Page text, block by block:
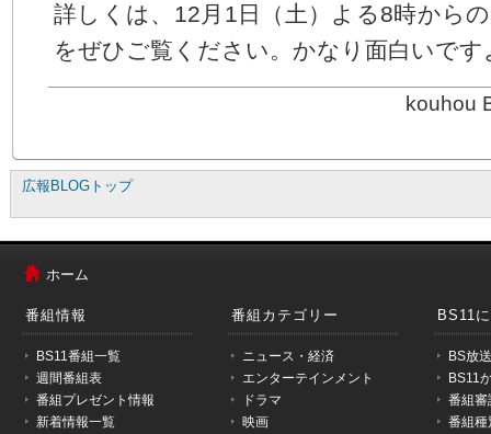
詳しくは、12月1日（土）よる8時から
をぜひご覧ください。かなり面白いです
kouhou
広報BLOGトップ
は
ホーム
番組情報
BS11番組一覧
週間番組表
番組プレゼント情報
新着情報一覧
番組カテゴリー
ニュース・経済
エンターテインメント
ドラマ
映画
BS11
BS放
BS11
番組審
番組種